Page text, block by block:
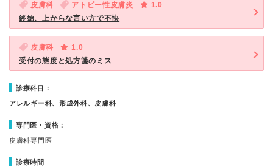
皮膚科 アトピー性皮膚炎
1.0
終始、上からな言い方で不快
皮膚科
1.0
受付の態度と処方箋のミス
診療科目：
アレルギー科、形成外科、皮膚科
専門医・資格：
皮膚科専門医
診療時間